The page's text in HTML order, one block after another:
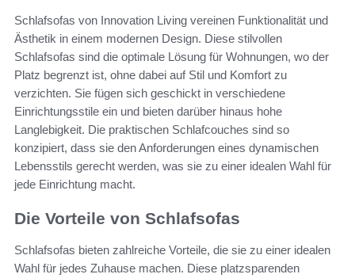
Schlafsofas von Innovation Living vereinen Funktionalität und
Ästhetik in einem modernen Design. Diese stilvollen
Schlafsofas sind die optimale Lösung für Wohnungen, wo der
Platz begrenzt ist, ohne dabei auf Stil und Komfort zu
verzichten. Sie fügen sich geschickt in verschiedene
Einrichtungsstile ein und bieten darüber hinaus hohe
Langlebigkeit. Die praktischen Schlafcouches sind so
konzipiert, dass sie den Anforderungen eines dynamischen
Lebensstils gerecht werden, was sie zu einer idealen Wahl für
jede Einrichtung macht.
Die Vorteile von Schlafsofas
Schlafsofas bieten zahlreiche Vorteile, die sie zu einer idealen
Wahl für jedes Zuhause machen. Diese platzsparenden